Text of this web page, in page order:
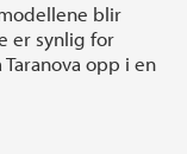
blir
er synlig for
opp i en